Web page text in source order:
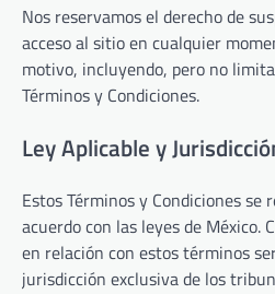
Nos reservamos el derecho de
acceso al sitio en cualquier
motivo, incluyendo, pero no
Términos y Condiciones.
Ley Aplicable y
Estos Términos y Condiciones
acuerdo con las leyes de México.
en relación con estos términos
jurisdicción exclusiva de los